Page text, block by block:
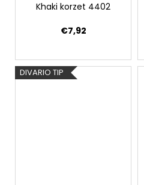
Khaki korzet 4402
€7,92
DIVARIO TIP